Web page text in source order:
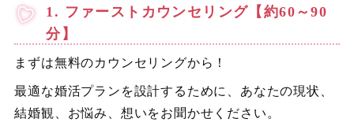
1. ファーストカウンセリング【約60～90
分】
まずは無料のカウンセリングから！
最適な婚活プランを設計するために、あなたの現状、
結婚観、お悩み、想いをお聞かせください。